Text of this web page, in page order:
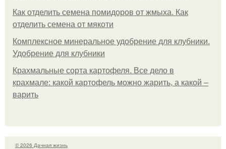
Как отделить семена помидоров от жмыха. Как
отделить семена от мякоти
Комплексное минеральное удобрение для клубники.
Удобрение для клубники
Крахмальные сорта картофеля. Все дело в
крахмале: какой картофель можно жарить, а какой –
варить
© 2026 Дачная жизнь